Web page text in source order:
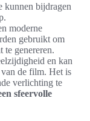
kunnen bijdragen
moderne
gebruikt om
te genereren.
en kan
van de film. Het is
verlichting te
sfeervolle